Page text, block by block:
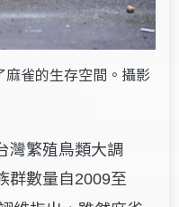
雀的生存空間。攝影
灣繁殖鳥類大調
群數量自2009至